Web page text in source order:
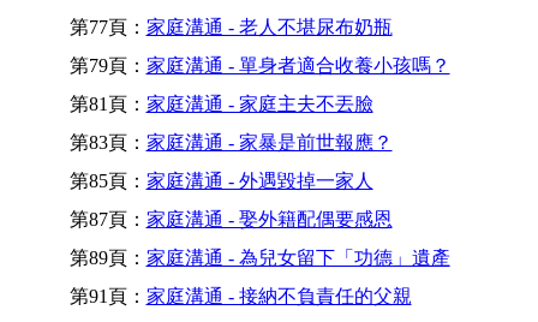
第77頁： 家庭溝通 - 老人不堪尿布奶瓶
第79頁： 家庭溝通 - 單身者適合收養小孩嗎？
第81頁： 家庭溝通 - 家庭主夫不丟臉
第83頁： 家庭溝通 - 家暴是前世報應？
第85頁： 家庭溝通 - 外遇毀掉一家人
第87頁： 家庭溝通 - 娶外籍配偶要感恩
第89頁： 家庭溝通 - 為兒女留下「功德」遺產
第91頁： 家庭溝通 - 接納不負責任的父親